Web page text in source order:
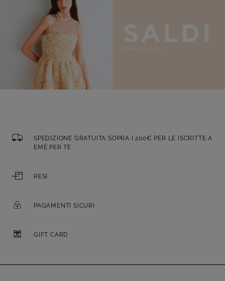
SPEDIZIONE GRATUITA SOPRA I 200€ PER LE ISCRITTE A
EMÉ PER TE
RESI
PAGAMENTI SICURI
GIFT CARD